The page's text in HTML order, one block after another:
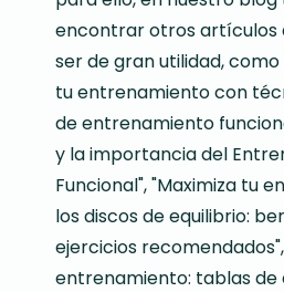
encontrar otros artículos
ser de gran utilidad,
tu entrenamiento con
de entrenamiento
y la importancia del
Funcional", "Maximiza tu
los discos de equilibrio:
ejercicios
entrenamiento: tablas de